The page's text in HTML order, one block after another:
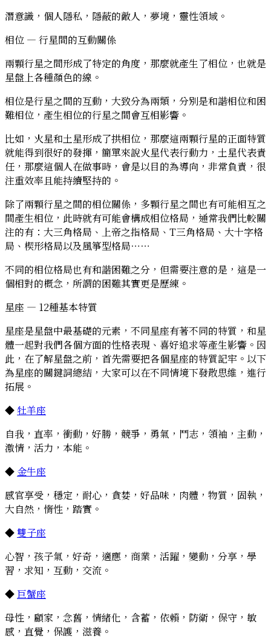
潛意識，個人隱私，隱蔽的敵人，夢境，靈性領域。
相位 — 行星間的互動關係
兩顆行星之間形成了特定的角度，那麼就產生了相位，也就是
星盤上各種顏色的線。
相位是行星之間的互動，大致分為兩類，分別是和諧相位和困
難相位，產生相位的行星之間會互相影響。
比如，火星和土星形成了拱相位，那麼這兩顆行星的正面特質
就能得到很好的發揮，簡單來說火星代表行動力，土星代表責
任，那麼這個人在做事時，會是以目的為導向，非常負責，很
注重效率且能持續堅持的。
除了兩顆行星之間的相位關係，多顆行星之間也有可能相互之
間產生相位，此時就有可能會構成相位格局，通常我們比較關
注的有：大三角格局、上帝之指格局、T三角格局、大十字格
局、楔形格局以及風箏型格局⋯⋯
不同的相位格局也有和諧困難之分，但需要注意的是，這是一
個相對的概念，所謂的困難其實更是歷練。
星座 — 12種基本特質
星座是星盤中最基礎的元素，不同星座有著不同的特質，和星
體一起對我們各個方面的性格表現、喜好追求等產生影響。因
此，在了解星盤之前，首先需要把各個星座的特質記牢。以下
為星座的關鍵詞總結，大家可以在不同情境下發散思維，進行
拓展。
◆ 牡羊座
自我，直率，衝動，好勝，競爭，勇氣，鬥志，領袖，主動，
激情，活力，本能。
◆ 金牛座
感官享受，穩定，耐心，貪婪，好品味，肉體，物質，固執，
大自然，惰性，踏實。
◆雙子座
心智，孩子氣，好奇，適應，商業，活躍，變動，分享，學
習，求知，互動，交流。
◆ 巨蟹座
母性，顧家，念舊，情緒化，含蓄，依賴，防衛，保守，敏
感，直覺，保護，滋養。